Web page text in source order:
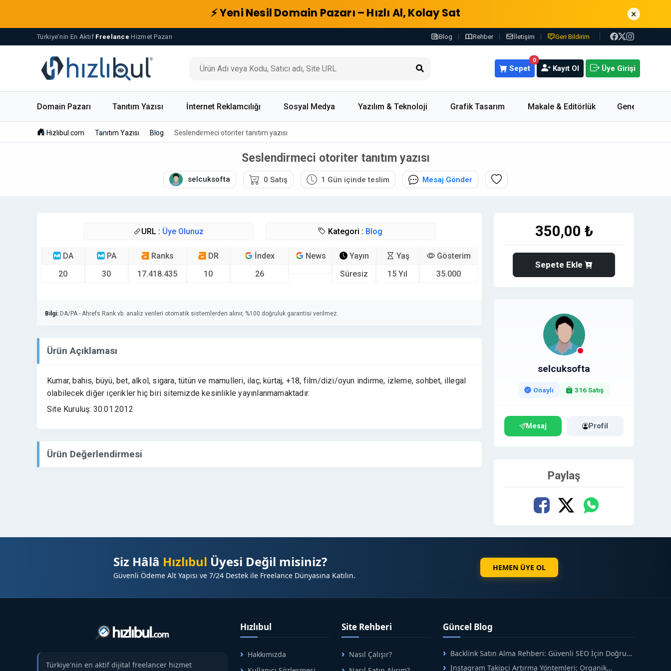
⚡ Yeni Nesil Domain Pazarı – Hızlı Al, Kolay Sat ×
Türkiye'nin En Aktif Freelance Hizmet Pazarı Blog Rehber İletişim Geri Bildirim
0
Sepet Kayıt Ol Üye Girişi
Domain Pazarı Tanıtım Yazısı İnternet Reklamcılığı Sosyal Medya Yazılım & Teknoloji Grafik Tasarım Makale & Editörlük Genel
Hızlıbul.com Tanıtım Yazısı Blog Seslendirmeci otoriter tanıtım yazısı
Seslendirmeci otoriter tanıtım yazısı
selcuksofta 0 Satış 1 Gün içinde teslim Mesaj Gönder
URL : Üye Olunuz Kategori : Blog
DA
20
PA
30
Ranks
17.418.435
DR
10
İndex
26
News
Yayın
Süresiz
Yaş
15 Yıl
Gösterim
35.000
Bilgi: DA/PA - Ahrefs Rank vb. analiz verileri otomatik sistemlerden alınır, %100 doğruluk garantisi verilmez.
Ürün Açıklaması
Kumar, bahis, büyü, bet, alkol, sigara, tütün ve mamulleri, ilaç, kürtaj, +18, film/dizi/oyun indirme, izleme, sohbet, illegal
olabilecek diğer içerikler hiç biri sitemizde kesinlikle yayınlanmamaktadır.
Site Kuruluş: 30.01.2012
Ürün Değerlendirmesi
350,00 ₺
Sepete Ekle
selcuksofta
Onaylı 316 Satış
Mesaj Profil
Paylaş
Siz Hâlâ Hızlıbul Üyesi Değil misiniz?
Güvenli Ödeme Alt Yapısı ve 7/24 Destek ile Freelance Dünyasına Katılın.
HEMEN ÜYE OL
Türkiye'nin en aktif dijital freelancer hizmet
Hızlıbul
Hakkımızda
Site Rehberi
Nasıl Çalışır?
Güncel Blog
Backlink Satın Alma Rehberi: Güvenli SEO İçin Doğru
Instagram Takipçi Artırma Yöntemleri: Organik